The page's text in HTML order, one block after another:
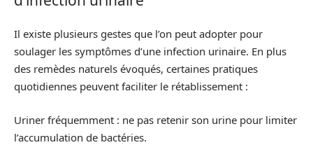
Il existe plusieurs gestes que l’on peut adopter pour
soulager les symptômes d’une infection urinaire. En plus
des remèdes naturels évoqués, certaines pratiques
quotidiennes peuvent faciliter le rétablissement :
Uriner fréquemment : ne pas retenir son urine pour limiter
l’accumulation de bactéries.